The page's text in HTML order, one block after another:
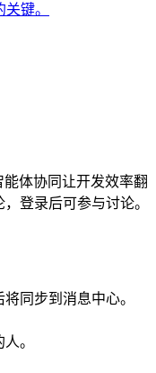
键。
能体协同让开发效率翻
登录后可参与讨论。
同步到消息中心。
。